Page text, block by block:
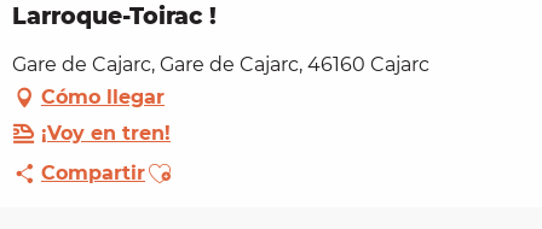
Larroque-Toirac !
Gare de Cajarc, Gare de Cajarc, 46160 Cajarc
Cómo llegar
¡Voy en tren!
CompartirAjouter aux favoris